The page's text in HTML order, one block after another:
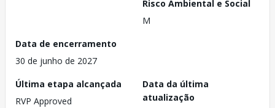
Risco Ambiental e Social
M
Data de encerramento
30 de junho de 2027
Última etapa alcançada
RVP Approved
Data da última
atualização